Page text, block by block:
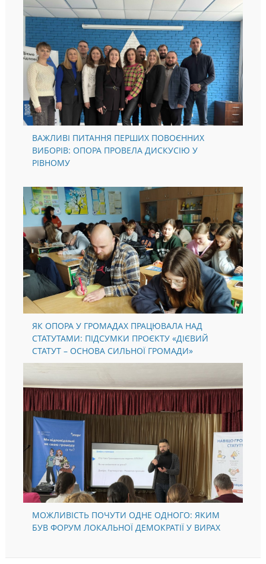
ВАЖЛИВІ ПИТАННЯ ПЕРШИХ ПОВОЄННИХ
ВИБОРІВ: ОПОРА ПРОВЕЛА ДИСКУСІЮ У
РІВНОМУ
ЯК ОПОРА У ГРОМАДАХ ПРАЦЮВАЛА НАД
СТАТУТАМИ: ПІДСУМКИ ПРОЄКТУ «ДІЄВИЙ
СТАТУТ – ОСНОВА СИЛЬНОЇ ГРОМАДИ»
МОЖЛИВІСТЬ ПОЧУТИ ОДНЕ ОДНОГО: ЯКИМ
БУВ ФОРУМ ЛОКАЛЬНОЇ ДЕМОКРАТІЇ У ВИРАХ